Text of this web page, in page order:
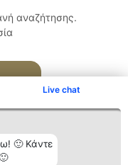
Live chat
🙂 Κάντε
αναζήτησης.